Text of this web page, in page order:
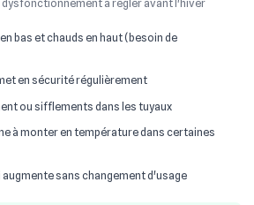
à régler avant l'hiver
bas et chauds en haut (besoin de
en sécurité régulièrement
ou sifflements dans les tuyaux
à monter en température dans certaines
augmente sans changement d'usage